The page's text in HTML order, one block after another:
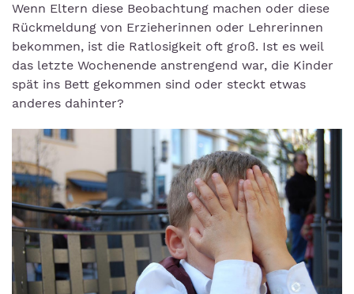
Wenn Eltern diese Beobachtung machen oder diese
Rückmeldung von Erzieherinnen oder Lehrerinnen
bekommen, ist die Ratlosigkeit oft groß. Ist es weil
das letzte Wochenende anstrengend war, die Kinder
spät ins Bett gekommen sind oder steckt etwas
anderes dahinter?